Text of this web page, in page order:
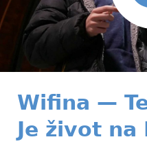
Wifina —
Je život na